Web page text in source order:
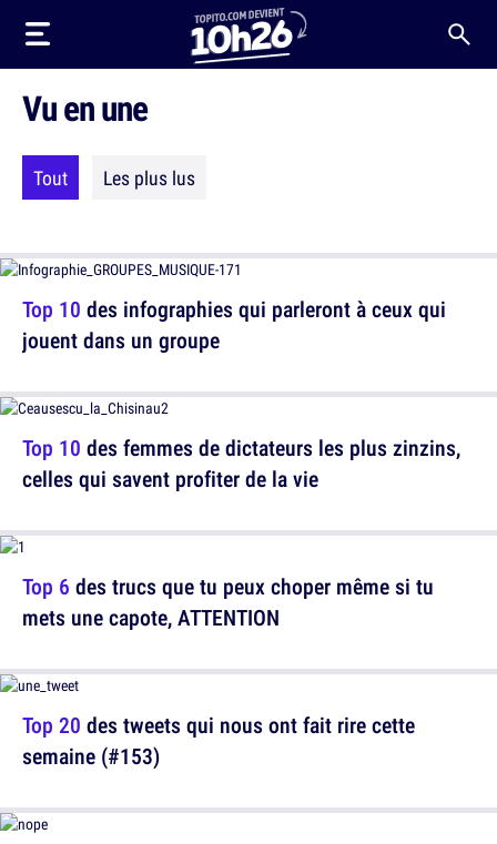
Vu en une
Tout Les plus lus
Top 10 des infographies qui parleront à ceux qui
jouent dans un groupe
Top 6 des trucs que tu peux choper même si tu
mets une capote, ATTENTION
Top 10 des femmes de dictateurs les plus zinzins,
celles qui savent profiter de la vie
Top 20 des tweets qui nous ont fait rire cette
semaine (#153)